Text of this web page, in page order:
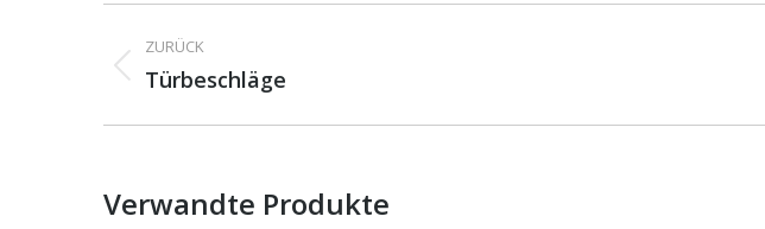
Project
navigation
ZURÜCK
Previous
Türbeschläge
Verwandte Produkte